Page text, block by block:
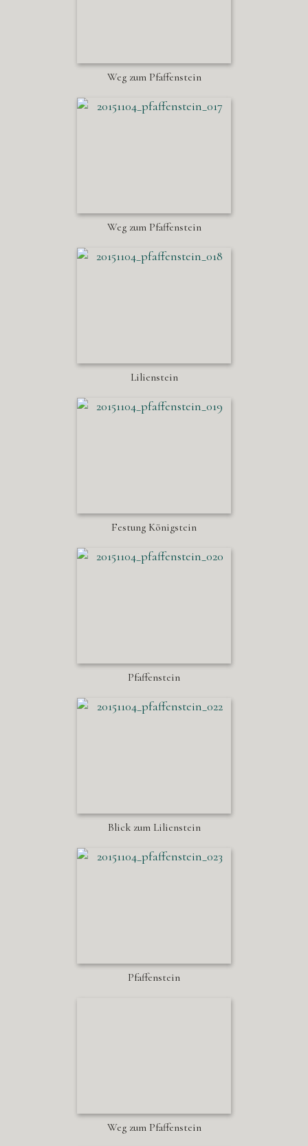
Weg zum Pfaffenstein
Weg zum Pfaffenstein
Lilienstein
Festung Königstein
Pfaffenstein
Blick zum Lilienstein
Pfaffenstein
Weg zum Pfaffenstein